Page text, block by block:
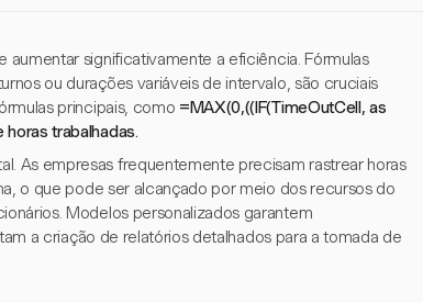
significativamente a eficiência. Fórmulas
ou durações variáveis de intervalo, são cruciais
principais, como =MAX(0,((IF(TimeOutCell, as
trabalhadas.
As empresas frequentemente precisam rastrear horas
o que pode ser alcançado por meio dos recursos do
Modelos personalizados garantem
a criação de relatórios detalhados para a tomada de